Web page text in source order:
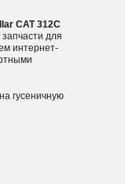
CAT 312С
для
интернет-
гусеничную